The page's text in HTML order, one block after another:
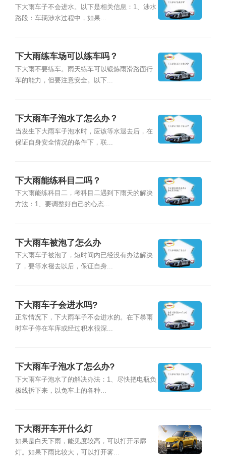
下大雨车子不会进水。以下是相关信息：1、涉水
路段：车辆涉水过程中，如果...
下大雨练车场可以练车吗？
下大雨不要练车。雨天练车可以锻炼雨滑路面行
车的能力，但要注意安全。以下...
下大雨车子泡水了怎么办？
当发生下大雨车子泡水时，应该等水退去后，在
保证自身安全情况的条件下，联...
下大雨能练科目二吗？
下大雨能练科目二，考科目二遇到下雨天的解决
方法：1、要调整好自己的心态...
下大雨车被泡了怎么办
下大雨车子被泡了，短时间内已经没有办法解决
了，要等水褪去以后，保证自身...
下大雨车子会进水吗?
正常情况下，下大雨车子不会进水的。在下暴雨
时车子停在车库或经过积水很深...
下大雨车子泡水了怎么办?
下大雨车子泡水了的解决办法：1、尽快把电瓶负
极线拆下来，以免车上的各种...
下大雨开车开什么灯
如果是白天下雨，能见度较高，可以打开示廓
灯。如果下雨比较大，可以打开雾...